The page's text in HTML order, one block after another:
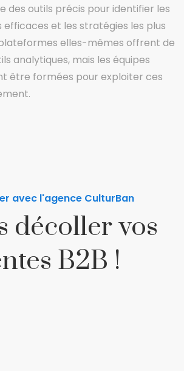
des outils précis pour identifier les
efficaces et les stratégies les plus
elles-mêmes offrent de
analytiques, mais les équipes
être formées pour exploiter ces
avec l'agence CulturBan
décoller vos
B2B !